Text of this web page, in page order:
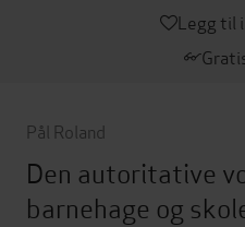
Legg til
Pål Roland
Den autoritative
barnehage og